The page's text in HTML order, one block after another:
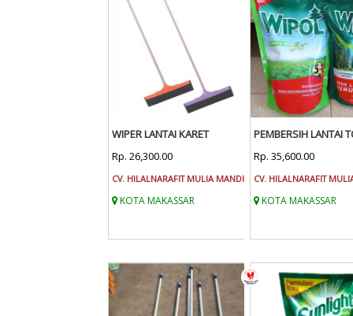
WIPER LANTAI KARET
Rp. 26,300.00
CV. HILALNARAFIT MULIA MANDIRI
KOTA MAKASSAR
PEMBERSIH LANTAI
Rp. 35,600.00
CV. HILALNARAFIT
KOTA MAKASSAR